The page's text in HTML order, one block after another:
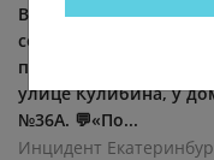
В Нижнем Тагиле
сошел с рельсов
произошел вчера
улице Кулибина, у
№36А. 💬«По...
Инцидент